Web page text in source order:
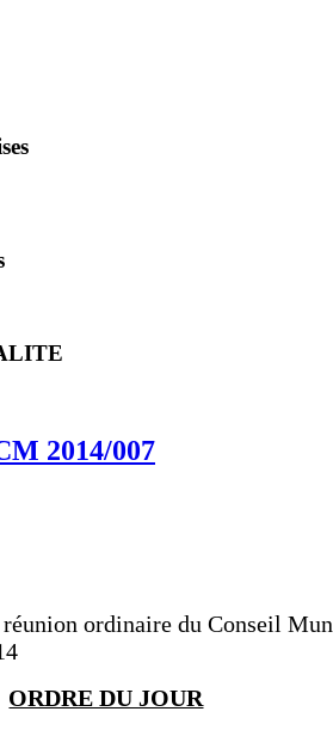
2014/007
réunion ordinaire du Conseil
ORDRE DU JOUR